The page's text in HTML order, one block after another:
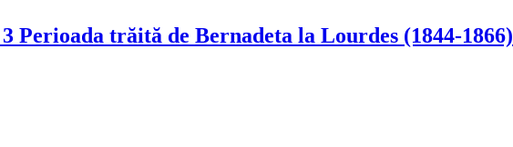
Perioada trăită de Bernadeta la Lourdes (1844-1866)